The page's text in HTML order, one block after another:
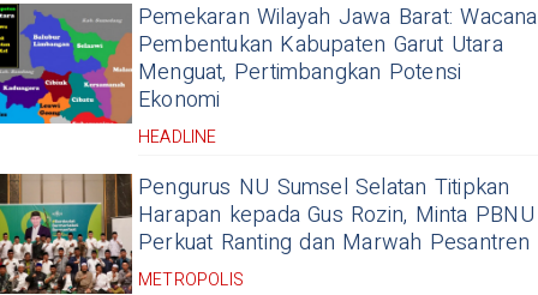
Pemekaran Wilayah Jawa Barat: Wacana
Pembentukan Kabupaten Garut Utara
Menguat, Pertimbangkan Potensi
Ekonomi
HEADLINE
Pengurus NU Sumsel Selatan Titipkan
Harapan kepada Gus Rozin, Minta PBNU
Perkuat Ranting dan Marwah Pesantren
METROPOLIS